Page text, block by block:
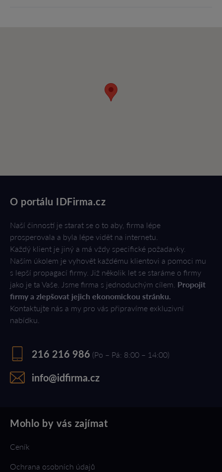
O portálu IDFirma.cz
Naší činností je starat se o to aby, firma lépe
prosperovala a byla lépe vidět na internetu.
Každý klient je jiný a má vždy specifické požadavky.
Naším úkolem je vyhovět každému klientovi a pomoci mu
s lepší propagací firmy. Již několik let se staráme o firmy
jako je ta Vaše. Jsme firma s jednoduchým cílem. Propojit
firmy a zlepšovat jejich ekonomickou stránku.
Kontaktujte nás a my pro vás připravíme exkluzivní
nabídku.
216 216 986 (Po – Pá: 8:00 – 14:00)
info@idfirma.cz
Mohlo by vás zajímat
Ceník
Ochrana osobních údajů